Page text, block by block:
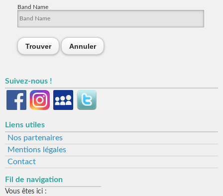
Band Name
Trouver Annuler
Suivez-nous !
Liens utiles
Nos partenaires
Mentions légales
Contact
Fil de navigation
Vous êtes ici :